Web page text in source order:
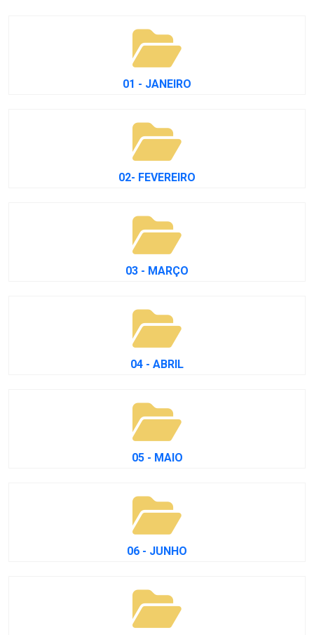
01 - JANEIRO
02- FEVEREIRO
03 - MARÇO
04 - ABRIL
05 - MAIO
06 - JUNHO